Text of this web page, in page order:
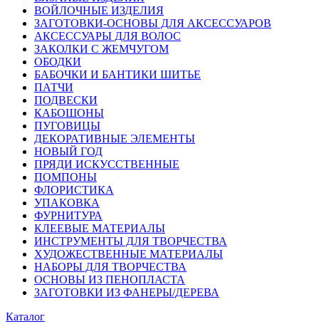
ВОЙЛОЧНЫЕ ИЗДЕЛИЯ
ЗАГОТОВКИ-ОСНОВЫ ДЛЯ АКСЕССУАРОВ
АКСЕССУАРЫ ДЛЯ ВОЛОС
ЗАКОЛКИ С ЖЕМЧУГОМ
ОБОДКИ
БАБОЧКИ И БАНТИКИ ШИТЬЕ
ПАТЧИ
ПОДВЕСКИ
КАБОШОНЫ
ПУГОВИЦЫ
ДЕКОРАТИВНЫЕ ЭЛЕМЕНТЫ
НОВЫЙ ГОД
ПРЯДИ ИСКУССТВЕННЫЕ
ПОМПОНЫ
ФЛОРИСТИКА
УПАКОВКА
ФУРНИТУРА
КЛЕЕВЫЕ МАТЕРИАЛЫ
ИНСТРУМЕНТЫ ДЛЯ ТВОРЧЕСТВА
ХУДОЖЕСТВЕННЫЕ МАТЕРИАЛЫ
НАБОРЫ ДЛЯ ТВОРЧЕСТВА
ОСНОВЫ ИЗ ПЕНОПЛАСТА
ЗАГОТОВКИ ИЗ ФАНЕРЫ/ДЕРЕВА
Каталог